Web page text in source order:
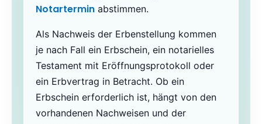
Notartermin abstimmen.
Als Nachweis der Erbenstellung kommen
je nach Fall ein Erbschein, ein notarielles
Testament mit Eröffnungsprotokoll oder
ein Erbvertrag in Betracht. Ob ein
Erbschein erforderlich ist, hängt von den
vorhandenen Nachweisen und der